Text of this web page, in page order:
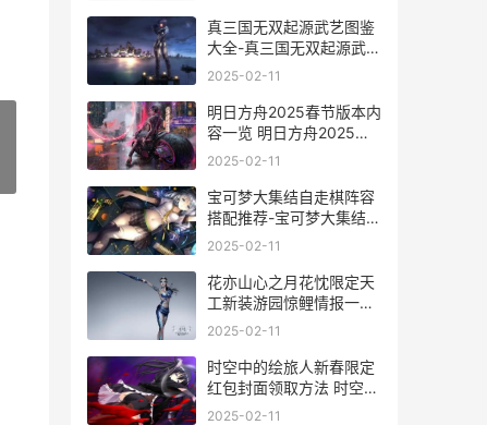
真三国无双起源武艺图鉴
大全-真三国无双起源武艺
怎么获取 真三国无双起源
2025-02-11
明日方舟2025春节版本内
容一览 明日方舟2025春
节兑换码
2025-02-11
宝可梦大集结自走棋阵容
搭配推荐-宝可梦大集结自
走棋阵容搭配是什么 宝可
2025-02-11
花亦山心之月花忱限定天
工新装游园惊鲤情报一览
花亦山心之月花尘
2025-02-11
时空中的绘旅人新春限定
红包封面领取方法 时空中
的绘旅人什么时候开服的
2025-02-11